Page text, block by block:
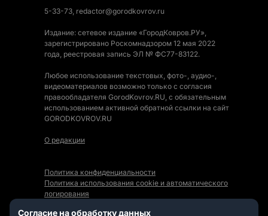
5-33-73, redactor@gorodkovrov.ru
Издание: сетевое издание «ГородКовров.РУ»,
зарегистрировано Роскомнадзором 12 мая 2022
года, реестровая запись ЭЛ № ФС77-83122.
Любое использование текстовых, фото-, аудио-,
видеоматериалов возможно только с согласия
правообладателя GorodKovrov.RU, с обязательным
использованием активной обратной ссылки на сайт
GORODKOVROV.RU
О редакции
Политика конфиденциальности
Политика использования cookie и автоматического
логирования
Согласие на обработку данных